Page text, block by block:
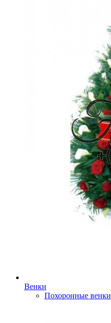
Венки
Похоронные венки